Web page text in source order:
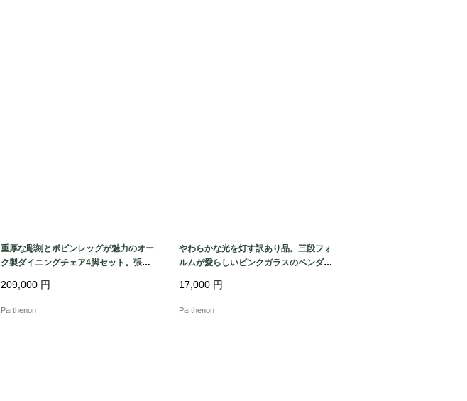
重厚な彫刻とボビンレッグが魅力のオー
ク製ダイニングチェア4脚セット。張り
209,000 円
Parthenon
やわらかな光を灯す訳あり品。三段フォ
ルムが愛らしいピンクガラスのペンダン
17,000 円
Parthenon